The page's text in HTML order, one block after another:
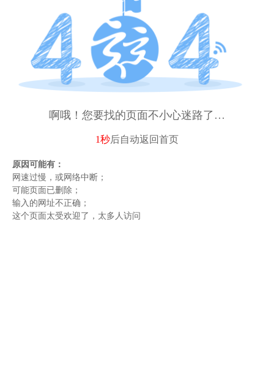
啊哦！您要找的页面不小心迷路了…
1秒后自动返回首页
原因可能有：
网速过慢，或网络中断；
可能页面已删除；
输入的网址不正确；
这个页面太受欢迎了，太多人访问